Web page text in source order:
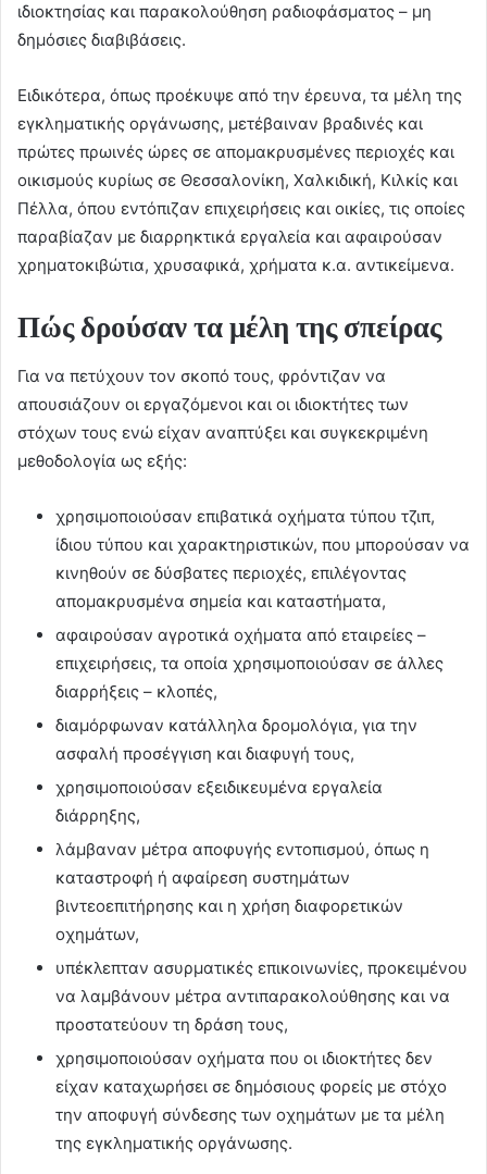
ιδιοκτησίας και παρακολούθηση ραδιοφάσματος – μη
δημόσιες διαβιβάσεις.
Ειδικότερα, όπως προέκυψε από την έρευνα, τα μέλη της
εγκληματικής οργάνωσης, μετέβαιναν βραδινές και
πρώτες πρωινές ώρες σε απομακρυσμένες περιοχές και
οικισμούς κυρίως σε Θεσσαλονίκη, Χαλκιδική, Κιλκίς και
Πέλλα, όπου εντόπιζαν επιχειρήσεις και οικίες, τις οποίες
παραβίαζαν με διαρρηκτικά εργαλεία και αφαιρούσαν
χρηματοκιβώτια, χρυσαφικά, χρήματα κ.α. αντικείμενα.
Πώς δρούσαν τα μέλη της σπείρας
Για να πετύχουν τον σκοπό τους, φρόντιζαν να
απουσιάζουν οι εργαζόμενοι και οι ιδιοκτήτες των
στόχων τους ενώ είχαν αναπτύξει και συγκεκριμένη
μεθοδολογία ως εξής:
χρησιμοποιούσαν επιβατικά οχήματα τύπου τζιπ,
ίδιου τύπου και χαρακτηριστικών, που μπορούσαν να
κινηθούν σε δύσβατες περιοχές, επιλέγοντας
απομακρυσμένα σημεία και καταστήματα,
αφαιρούσαν αγροτικά οχήματα από εταιρείες –
επιχειρήσεις, τα οποία χρησιμοποιούσαν σε άλλες
διαρρήξεις – κλοπές,
διαμόρφωναν κατάλληλα δρομολόγια, για την
ασφαλή προσέγγιση και διαφυγή τους,
χρησιμοποιούσαν εξειδικευμένα εργαλεία
διάρρηξης,
λάμβαναν μέτρα αποφυγής εντοπισμού, όπως η
καταστροφή ή αφαίρεση συστημάτων
βιντεοεπιτήρησης και η χρήση διαφορετικών
οχημάτων,
υπέκλεπταν ασυρματικές επικοινωνίες, προκειμένου
να λαμβάνουν μέτρα αντιπαρακολούθησης και να
προστατεύουν τη δράση τους,
χρησιμοποιούσαν οχήματα που οι ιδιοκτήτες δεν
είχαν καταχωρήσει σε δημόσιους φορείς με στόχο
την αποφυγή σύνδεσης των οχημάτων με τα μέλη
της εγκληματικής οργάνωσης.